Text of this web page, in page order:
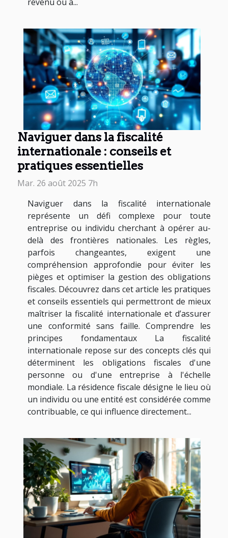
Naviguer dans la fiscalité
internationale : conseils et
pratiques essentielles
Mar. 26 août 2025 7h
Naviguer dans la fiscalité internationale
représente un défi complexe pour toute
entreprise ou individu cherchant à opérer au-
delà des frontières nationales. Les règles,
parfois changeantes, exigent une
compréhension approfondie pour éviter les
pièges et optimiser la gestion des obligations
fiscales. Découvrez dans cet article les pratiques
et conseils essentiels qui permettront de mieux
maîtriser la fiscalité internationale et d’assurer
une conformité sans faille. Comprendre les
principes fondamentaux La fiscalité
internationale repose sur des concepts clés qui
déterminent les obligations fiscales d'une
personne ou d'une entreprise à l'échelle
mondiale. La résidence fiscale désigne le lieu où
un individu ou une entité est considérée comme
contribuable, ce qui influence directement...